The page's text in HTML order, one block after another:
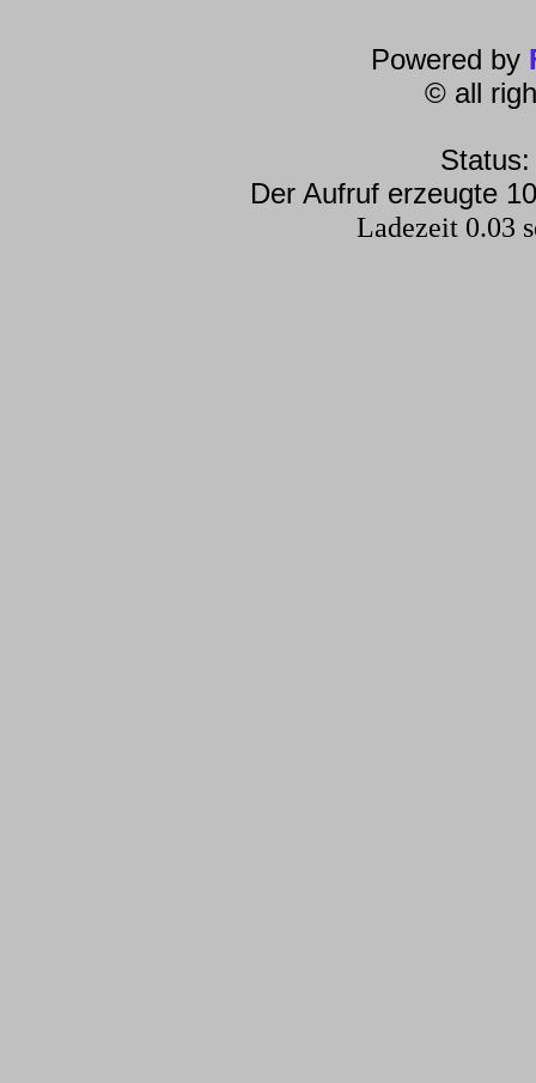
Powered by
© all
Der Aufruf erzeugte
Ladezeit 0.03